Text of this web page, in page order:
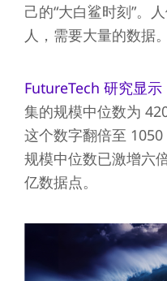
己的“大白鲨时刻”。
人，需要大量的数据。
FutureTech 研究显示
集的规模中位数为
这个数字翻倍至
规模中位数已激增六
亿数据点。